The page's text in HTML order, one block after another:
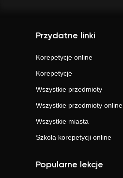
Przydatne linki
Korepetycje online
Korepetycje
Wszystkie przedmioty
Wszystkie przedmioty online
Wszystkie miasta
Szkoła korepetycji online
Popularne lekcje